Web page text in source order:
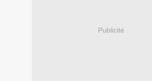
Publicité